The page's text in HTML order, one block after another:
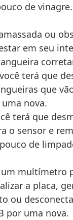
de
ou
em seu
terá que
que
nova.
terá que
o sensor e
de
multímetro
a placa,
ou
por uma nova.